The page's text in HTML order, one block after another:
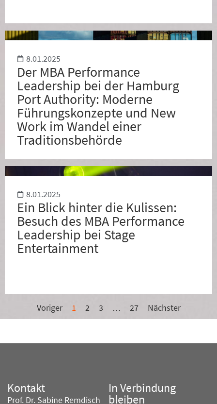
8.01.2025
Der MBA Performance
Leadership bei der Hamburg
Port Authority: Moderne
Führungskonzepte und New
Work im Wandel einer
Traditionsbehörde
8.01.2025
Ein Blick hinter die Kulissen:
Besuch des MBA Performance
Leadership bei Stage
Entertainment
Voriger 1 2 3 … 27 Nächster
Kontakt
Prof. Dr. Sabine Remdisch
In Verbindung
bleiben